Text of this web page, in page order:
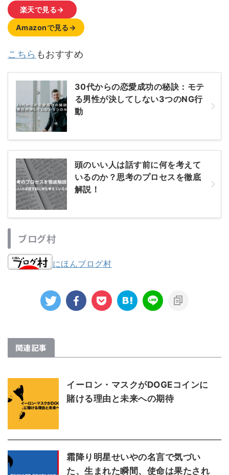
楽天で見る→
Amazonで見る→
こちら もおすすめ
30代からの恋愛成功の秘訣：モテ
る男性が決してしない3つのNG行
動
頭のいい人は話す前に何を考えて
いるのか？思考のプロセスを徹底
解説！
ブログ村
にほんブログ村
関連記事
イーロン・マスクがDOGEコインに
賭ける理由と未来への期待
霜降り明星せいやの名言で気づい
た、生まれた瞬間、使命は果たされ